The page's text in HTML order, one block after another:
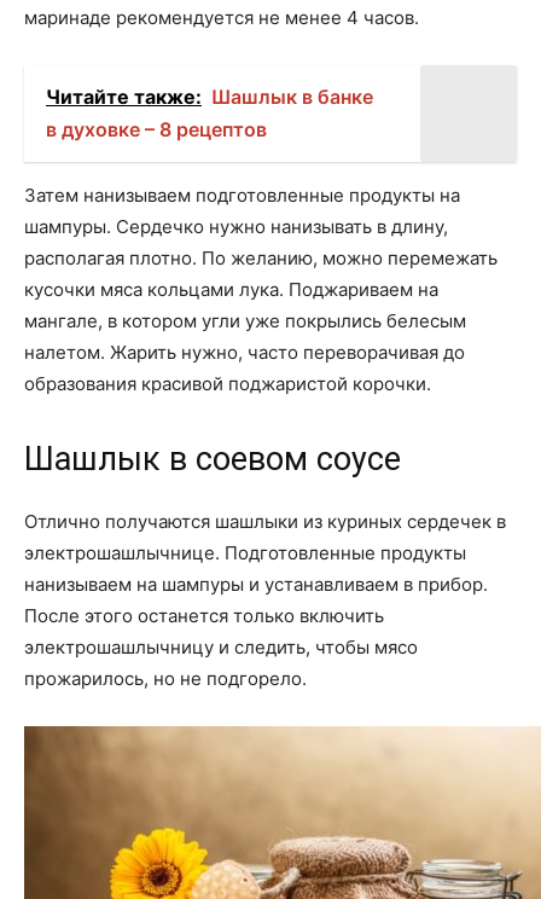
маринаде рекомендуется не менее 4 часов.
Читайте также: Шашлык в банке
в духовке – 8 рецептов
Затем нанизываем подготовленные продукты на
шампуры. Сердечко нужно нанизывать в длину,
располагая плотно. По желанию, можно перемежать
кусочки мяса кольцами лука. Поджариваем на
мангале, в котором угли уже покрылись белесым
налетом. Жарить нужно, часто переворачивая до
образования красивой поджаристой корочки.
Шашлык в соевом соусе
Отлично получаются шашлыки из куриных сердечек в
электрошашлычнице. Подготовленные продукты
нанизываем на шампуры и устанавливаем в прибор.
После этого останется только включить
электрошашлычницу и следить, чтобы мясо
прожарилось, но не подгорело.